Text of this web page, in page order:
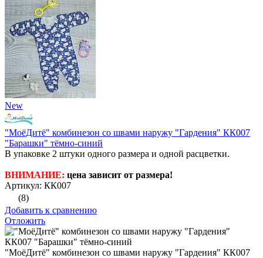
New
"МоёДитё" комбинезон со швами наружу "Гардения" КК007
"Барашки" тёмно-синий
В упаковке 2 штуки одного размера и одной расцветки.
ВНИМАНИЕ: цена зависит от размера!
Артикул: КК007
(8)
Добавить к сравнению
Отложить
"МоёДитё" комбинезон со швами наружу "Гардения" КК007